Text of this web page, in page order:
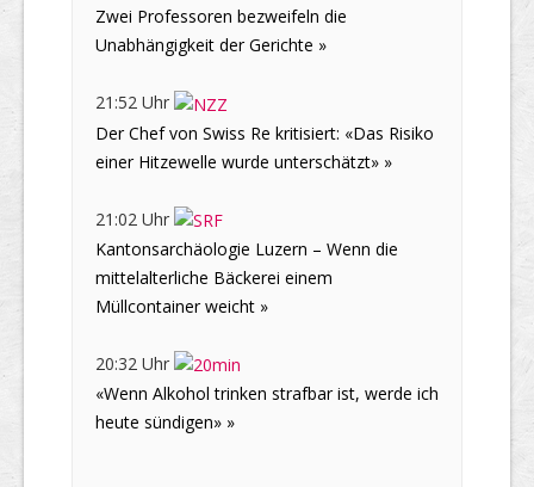
Zwei Professoren bezweifeln die
Unabhängigkeit der Gerichte »
21:52 Uhr
Der Chef von Swiss Re kritisiert: «Das Risiko
einer Hitzewelle wurde unterschätzt» »
21:02 Uhr
Kantonsarchäologie Luzern – Wenn die
mittelalterliche Bäckerei einem
Müllcontainer weicht »
20:32 Uhr
«Wenn Alkohol trinken strafbar ist, werde ich
heute sündigen» »